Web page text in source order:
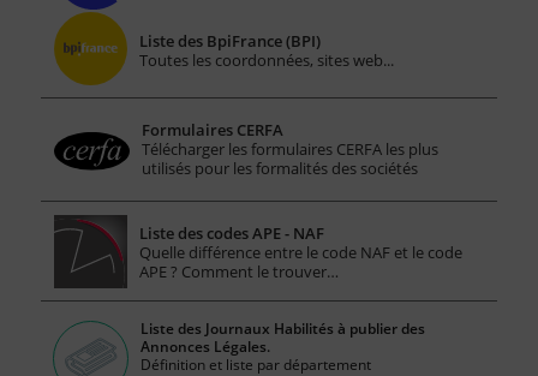
Liste des BpiFrance (BPI)
Toutes les coordonnées, sites web...
Formulaires CERFA
Télécharger les formulaires CERFA les plus
utilisés pour les formalités des sociétés
Liste des codes APE - NAF
Quelle différence entre le code NAF et le code
APE ? Comment le trouver…
Liste des Journaux Habilités à publier des
Annonces Légales.
Définition et liste par département